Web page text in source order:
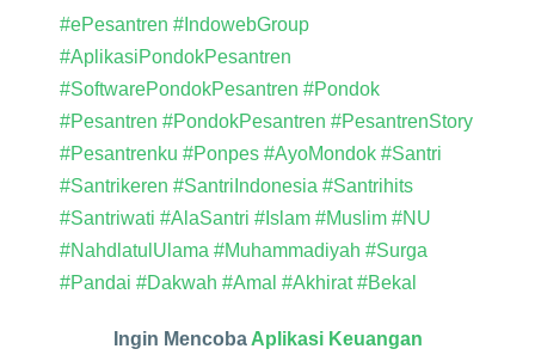
#ePesantren #IndowebGroup
#AplikasiPondokPesantren
#SoftwarePondokPesantren #Pondok
#Pesantren #PondokPesantren #PesantrenStory
#Pesantrenku #Ponpes #AyoMondok #Santri
#Santrikeren #SantriIndonesia #Santrihits
#Santriwati #AlaSantri #Islam #Muslim #NU
#NahdlatulUlama #Muhammadiyah #Surga
#Pandai #Dakwah #Amal #Akhirat #Bekal
Ingin Mencoba Aplikasi Keuangan